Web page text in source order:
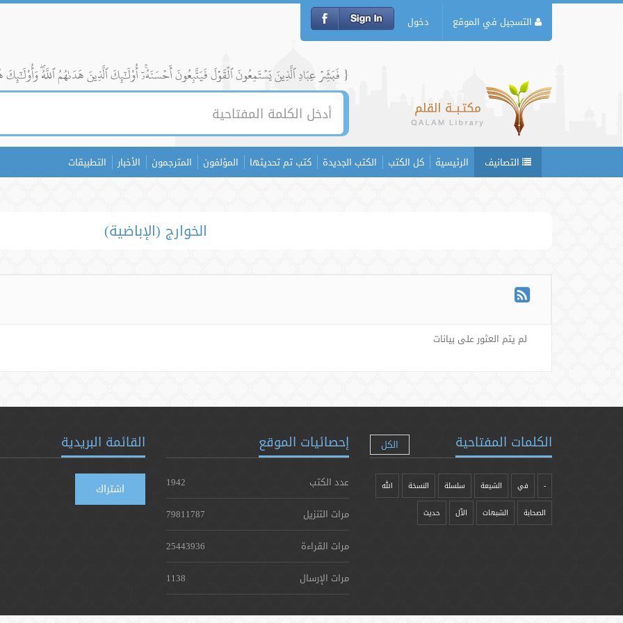
التسجيل في الموقع دخول
{ فَبَشِّرۡ عِبَادِ ٱلَّذِينَ يَسۡتَمِعُونَ ٱلۡقَوۡلَ فَيَتَّبِعُونَ أَحۡسَنَهُۥٓۚ أُوْلَٰٓئِكَ ٱلَّذِينَ هَدَىٰهُمُ ٱللَّهُۖ وَأُوْلَٰٓئِكَ
التصانيف الرئيسية كل الكتب الكتب الجديدة كتب تم تحديثها المؤلفون المترجمون الأخبار التطبيقات
الخوارج (الإباضية)
لم يتم العثور على بيانات
الكلمات المفتاحية الكل
- في الشيعة سلسلة النسخة الله
الصحابة الشبهات الآل حدیث
إحصائيات الموقع
عدد الكتب
1942
مرات التنزيل
79811787
مرات القراءة
25443936
مرات الإرسال
1138
القائمة البريدية
اشتراك